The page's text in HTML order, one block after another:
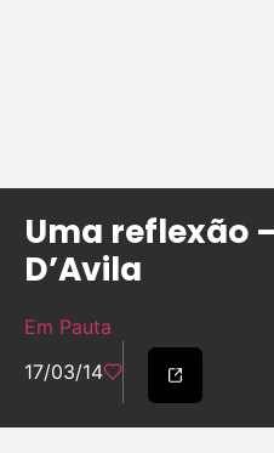
Uma reflexão
D’Avila
Em Pauta
17/03/14